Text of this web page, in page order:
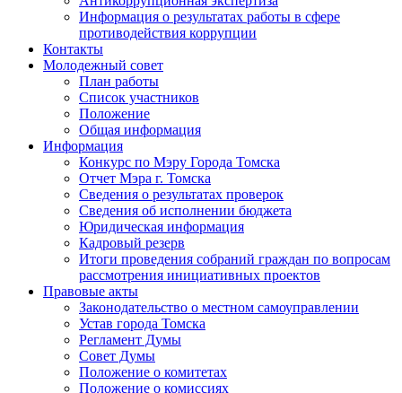
Информация о результатах работы в сфере
противодействия коррупции
Контакты
Молодежный совет
План работы
Список участников
Положение
Общая информация
Информация
Конкурс по Мэру Города Томска
Отчет Мэра г. Томска
Сведения о результатах проверок
Сведения об исполнении бюджета
Юридическая информация
Кадровый резерв
Итоги проведения собраний граждан по вопросам
рассмотрения инициативных проектов
Правовые акты
Законодательство о местном самоуправлении
Устав города Томска
Регламент Думы
Совет Думы
Положение о комитетах
Положение о комиссиях